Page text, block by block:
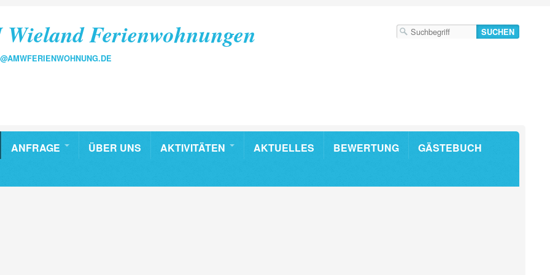
Ferienwohnungen
ANFRAGE ÜBER UNS AKTIVITÄTEN AKTUELLES BEWERTUNG GÄSTEBUCH